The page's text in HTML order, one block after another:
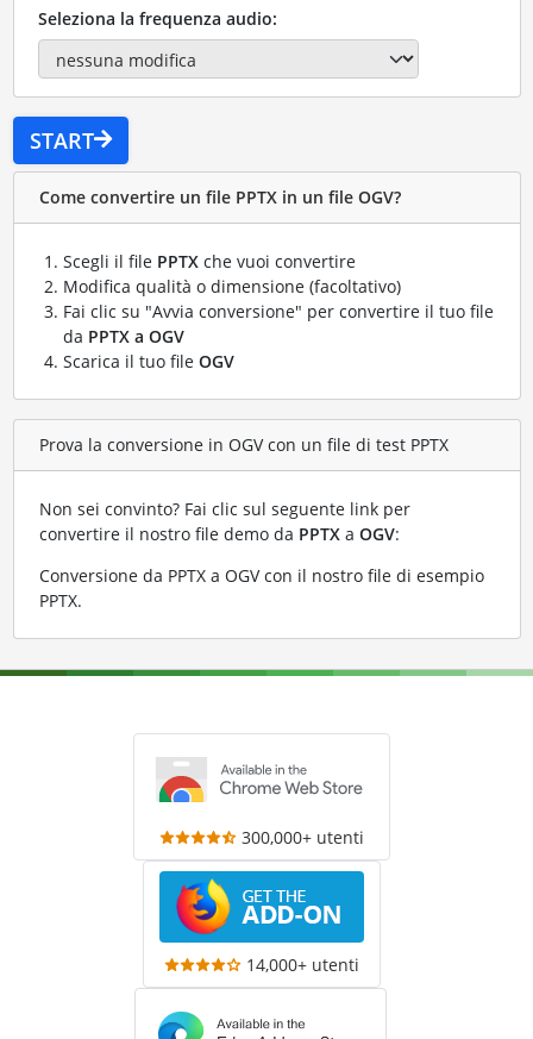
Seleziona la frequenza audio:
START
Come convertire un file PPTX in un file OGV?
Scegli il file PPTXche vuoi convertire
Modifica qualità o dimensione (facoltativo)
Fai clic su "Avvia conversione" per convertire il tuo file
da PPTX a OGV
Scarica il tuo file OGV
Prova la conversione in OGV con un file di test PPTX
Non sei convinto? Fai clic sul seguente link per
convertire il nostro file demo da PPTXa OGV:
Conversione da PPTX a OGV con il nostro file di esempio
PPTX.
300,000+ utenti
14,000+ utenti